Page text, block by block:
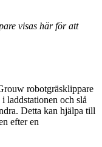
visas här för att
robotgräsklippare
laddstationen och slå
Detta kan hjälpa till
efter en